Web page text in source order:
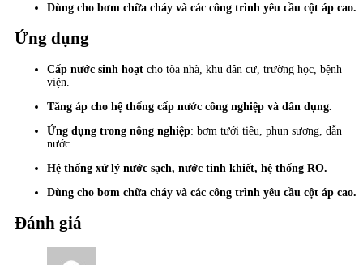
Dùng cho bơm chữa cháy và các công trình yêu cầu cột áp cao.
Ứng dụng
Cấp nước sinh hoạt cho tòa nhà, khu dân cư, trường học, bệnh
viện.
Tăng áp cho hệ thống cấp nước công nghiệp và dân dụng.
Ứng dụng trong nông nghiệp: bơm tưới tiêu, phun sương, dẫn
nước.
Hệ thống xử lý nước sạch, nước tinh khiết, hệ thống RO.
Dùng cho bơm chữa cháy và các công trình yêu cầu cột áp cao.
Đánh giá